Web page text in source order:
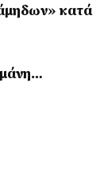
κατά